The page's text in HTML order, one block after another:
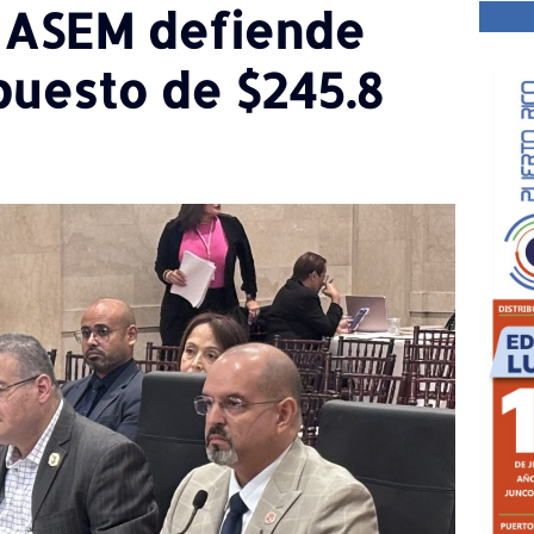
defiende
de $245.8